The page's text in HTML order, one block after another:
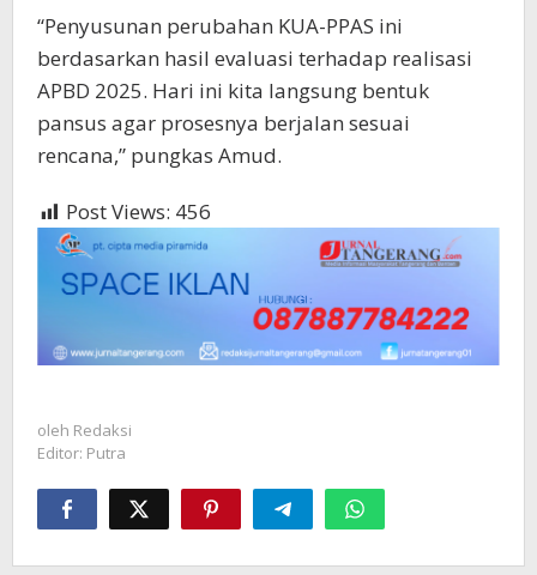
“Penyusunan perubahan KUA-PPAS ini
berdasarkan hasil evaluasi terhadap realisasi
APBD 2025. Hari ini kita langsung bentuk
pansus agar prosesnya berjalan sesuai
rencana,” pungkas Amud.
Post Views: 456
oleh Redaksi
Editor: Putra